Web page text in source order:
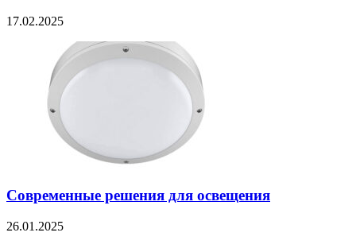
17.02.2025
Современные решения для освещения
26.01.2025